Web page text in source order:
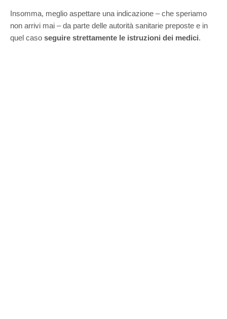
Insomma, meglio aspettare una indicazione – che speriamo
non arrivi mai – da parte delle autorità sanitarie preposte e in
quel caso seguire strettamente le istruzioni dei medici.